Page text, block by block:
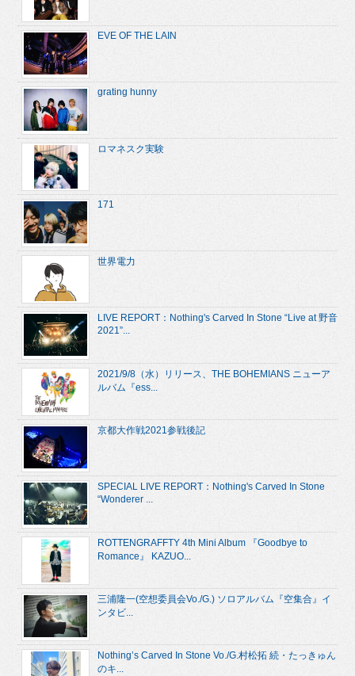
EVE OF THE LAIN
grating hunny
ロマネスク実験
171
世界電力
LIVE REPORT：Nothing's Carved In Stone “Live at 野音
2021”...
2021/9/8（水）リリース、THE BOHEMIANS ニューア
ルバム『ess...
京都大作戦2021参戦後記
SPECIAL LIVE REPORT：Nothing's Carved In Stone
“Wonderer ...
ROTTENGRAFFTY 4th Mini Album 『Goodbye to
Romance』 KAZUO...
三浦隆一(空想委員会Vo./G.) ソロアルバム『空集合』イ
ンタビ...
Nothing’s Carved In Stone Vo./G.村松拓 続・たっきゅん
のキ...